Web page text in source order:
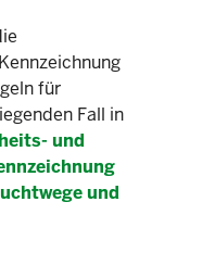
für
Fall in
und
und